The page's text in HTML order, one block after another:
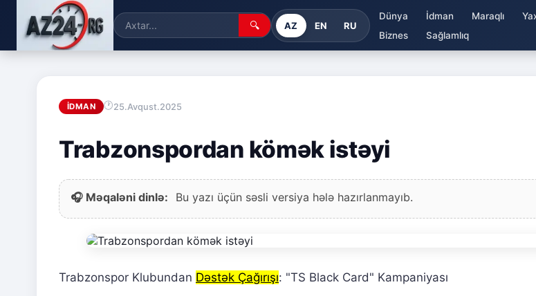
🔍 AZ EN RU
Dünya İdman Maraqlı
Biznes
Sağlamlıq
İDMAN 25.Avqust.2025
Trabzonspordan kömək istəyi
🎧 Məqaləni dinlə: Bu yazı üçün səsli versiya hələ hazırlanmayıb.
Trabzonspor Klubundan Dəstək Çağırışı: "TS Black Card" Kampaniyası